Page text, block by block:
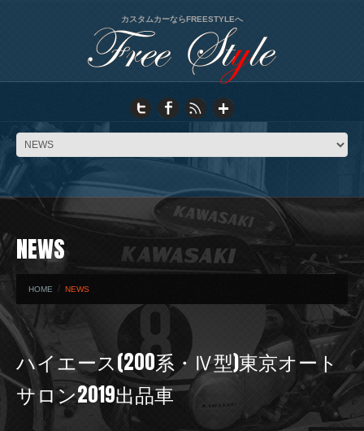
カスタムカーならFREESTYLEへ
NEWS
HOME NEWS
ハイエース(200系・Ⅳ型)東京オート
サロン2019出品車